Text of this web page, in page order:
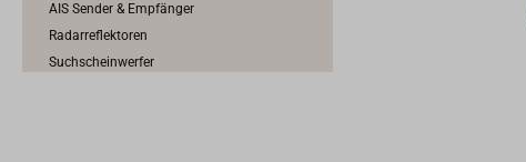
AIS Sender & Empfänger
Radarreflektoren
Suchscheinwerfer